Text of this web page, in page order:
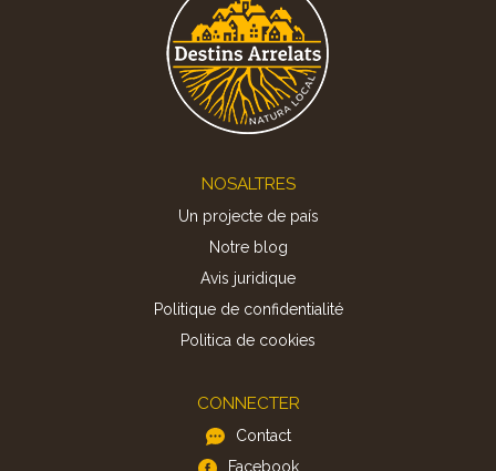
NOSALTRES
Un projecte de país
Notre blog
Avis juridique
Politique de confidentialité
Politica de cookies
CONNECTER
Contact
Facebook